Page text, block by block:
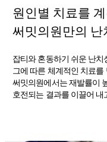
원인별 치료를
써밋의원만의 난
잡티와 혼동하기 쉬운 난
그에 따른 체계적인 치료를
써밋의원에서는 재발률이
호전되는 결과를 이끌어 내